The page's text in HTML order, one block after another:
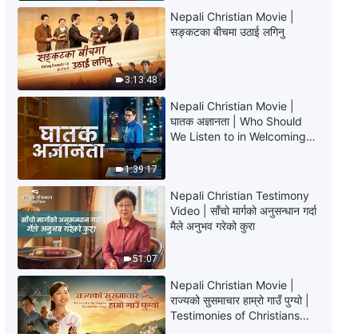
8:15
9:11
परमेश्‍वरका दैनिक वचनहरू: जीवनमा प्रवेश |
अंश ४३८
14:32
परमेश्‍वरका दैनिक वचनहरू: जीवनमा प्रवेश |
अंश ४३९
8:56
परमेश्‍वरका दैनिक वचनहरू: जीवनमा प्रवेश |
अंश ४४०
परमेश्‍वरका दैनिक वचनहरू: जीवनमा प्रवेश |
अंश ४४१
3:13:48
Nepali Christian Movie |
सङ्कटका बीचमा उठाई लगिनु
1:39:17
Nepali Christian Movie |
घातक अज्ञानता | Who Should
We Listen to in Welcoming
51:07
Nepali Christian Testimony
Video | साँचो मार्गको अनुसन्धान गर्दा
मैले अनुभव गरेको कुरा
Nepali Christian Movie |
राज्यको सुसमाचार हाम्रो गाउँ पुग्यो |
Testimonies of Christians